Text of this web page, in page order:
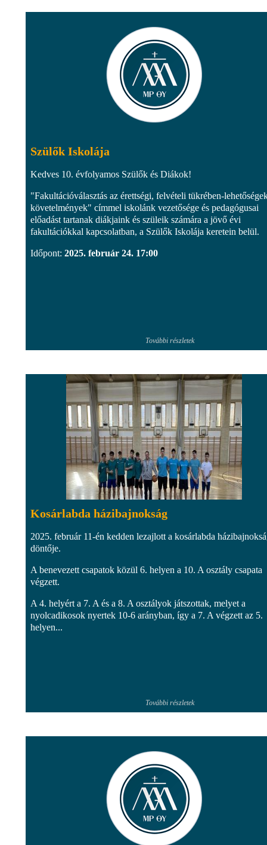
Szülők Iskolája
Kedves 10. évfolyamos Szülők és Diákok!
"Fakultációválasztás az érettségi, felvételi tükrében-
követelmények" címmel iskolánk vezetősége és pedagógusai
előadást tartanak diákjaink és szüleik számára a jövő évi
fakultációkkal kapcsolatban, a Szülők Iskolája keretein belül.
Időpont: 2025. február 24. 17:00
További részletek
Kosárlabda házibajnokság
2025. február 11-én kedden lezajlott a kosárlabda
döntője.
A benevezett csapatok közül 6. helyen a 10. A osztály csapata
végzett.
A 4. helyért a 7. A és a 8. A osztályok játszottak, melyet a
nyolcadikosok nyertek 10-6 arányban, így a 7. A végzett az 5.
helyen...
További részletek